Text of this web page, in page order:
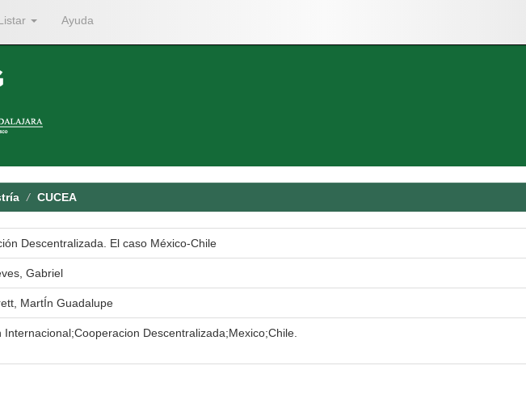
Ayuda
CUCEA
Descentralizada. El caso México-Chile
Gabriel
MartÍn Guadalupe
Internacional;Cooperacion Descentralizada;Mexico;Chile.